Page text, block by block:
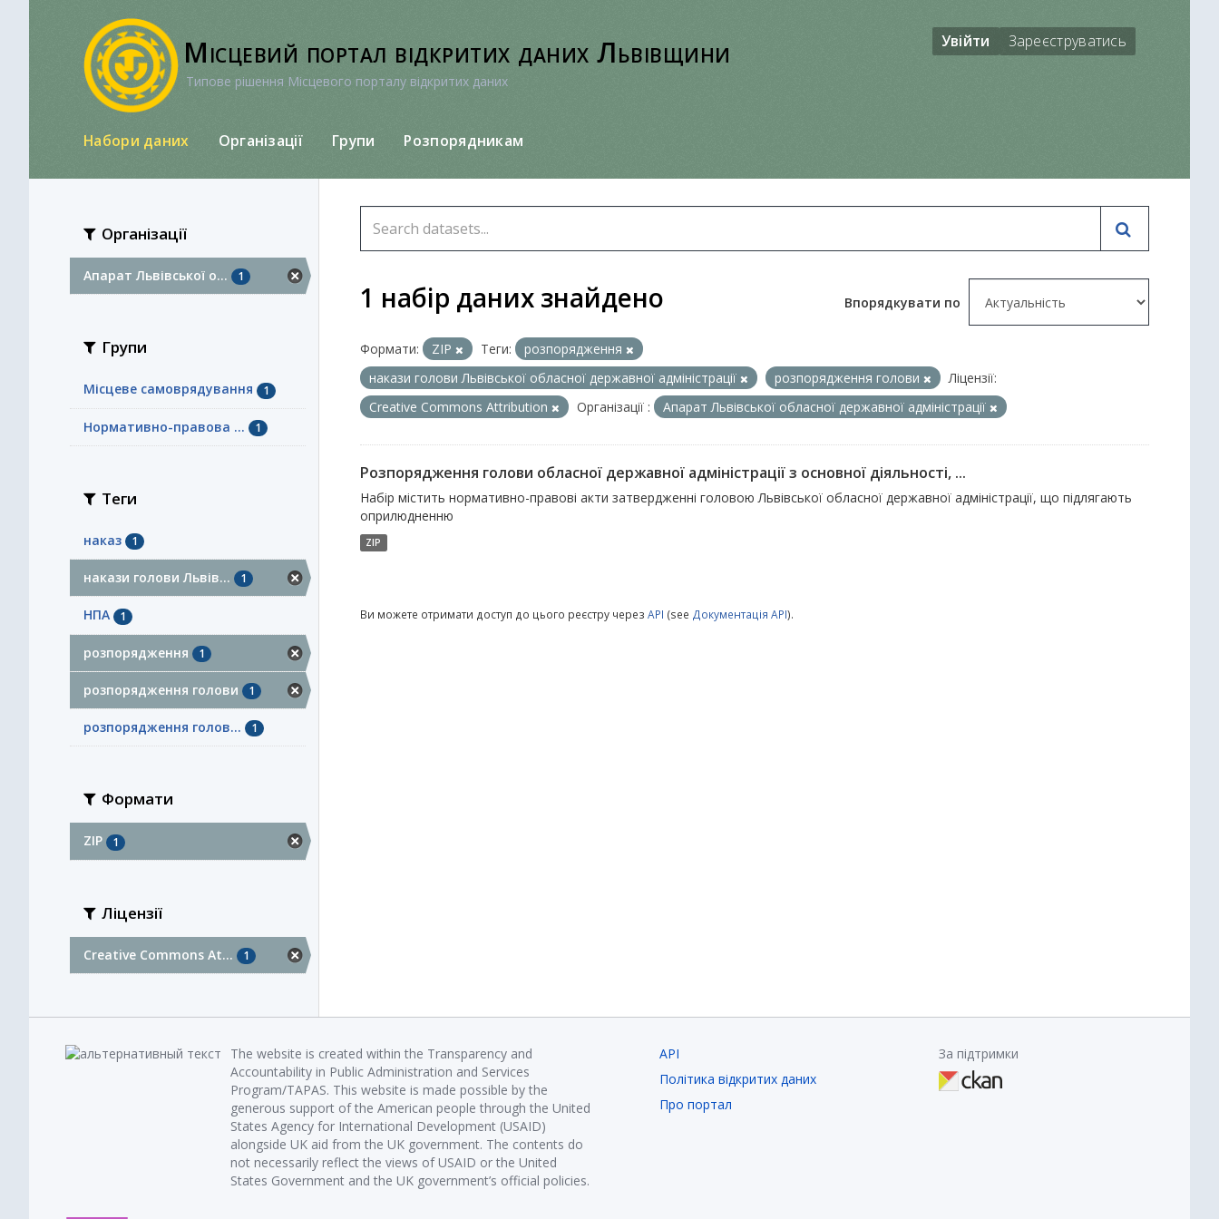
Місцевий портал відкритих даних Львівщини
Типове рішення Місцевого порталу відкритих даних
Увійти Зареєструватись
Набори даних Організації Групи Розпорядникам
Організації
Апарат Львівської о... 1
Групи
Місцеве самоврядування 1
Нормативно-правова ... 1
Теги
наказ 1
накази голови Львів... 1
НПА 1
розпорядження 1
розпорядження голови 1
розпорядження голов... 1
Формати
ZIP 1
Ліцензії
Creative Commons At... 1
Впорядкувати по
1 набір даних знайдено
Формати: ZIP Теги:
розпорядження
накази голови Львівської обласної державної адміністрації
розпорядження голови
Ліцензії:
Creative Commons Attribution
Організації : Апарат Львівської обласної державної адміністрації
Розпорядження голови обласної державної адміністрації з основної діяльності, ...
Набір містить нормативно-правові акти затвердженні головою Львівської обласної державної адміністрації, що підлягають
оприлюдненню
ZIP
Ви можете отримати доступ до цього реєстру через API (see Документація API).
The website is created within the Transparency and
Accountability in Public Administration and Services
Program/TAPAS. This website is made possible by the
generous support of the American people through the United
States Agency for International Development (USAID)
alongside UK aid from the UK government. The contents do
not necessarily reflect the views of USAID or the United
States Government and the UK government’s official policies.
API
Політика відкритих даних
Про портал
За підтримки